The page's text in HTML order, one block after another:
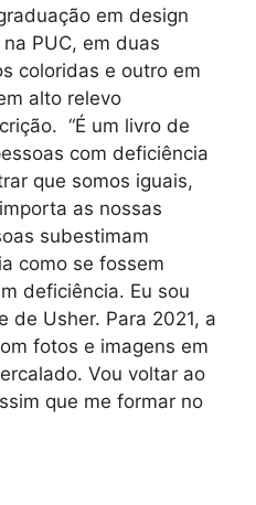
em design
PUC, em duas
coloridas e outro em
alto relevo
“É um livro de
com deficiência
que somos iguais,
as nossas
subestimam
como se fossem
deficiência. Eu sou
de Usher. Para 2021, a
fotos e imagens em
Vou voltar ao
que me formar no